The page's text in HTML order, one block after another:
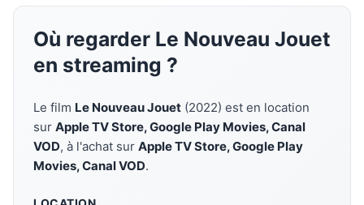
Où regarder Le Nouveau Jouet
en streaming ?
Le film Le Nouveau Jouet (2022) est en location
sur Apple TV Store, Google Play Movies, Canal
VOD, à l'achat sur Apple TV Store, Google Play
Movies, Canal VOD.